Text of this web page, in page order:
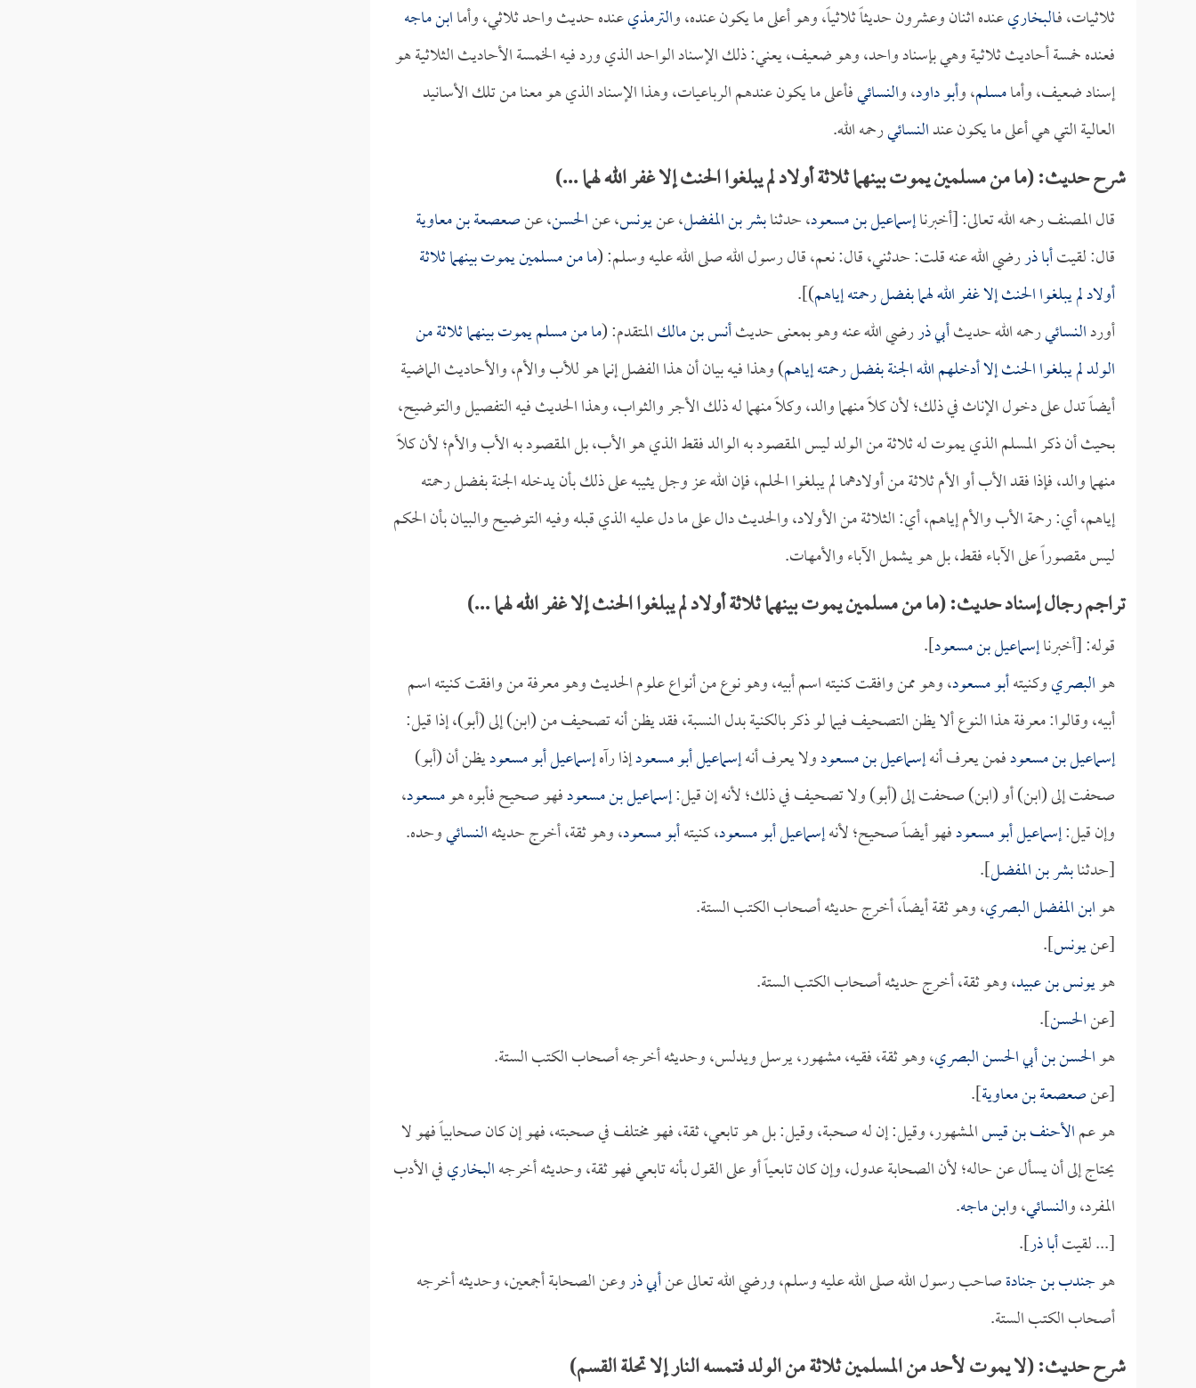
ثلاثيات، فـالبخاريعنده اثنان وعشرون حديثاً ثلاثياً، وهو أعلى ما يكون عنده، والترمذيعنده حديث واحد ثلاثي، وأماابن ماجه
فعنده خمسة أحاديث ثلاثية وهي بإسناد واحد، وهو ضعيف، يعني: ذلك الإسناد الواحد الذي ورد فيه الخمسة الأحاديث الثلاثية هو
إسناد ضعيف، وأمامسلم، وأبو داود، والنسائيفأعلى ما يكون عندهم الرباعيات، وهذا الإسناد الذي هو معنا من تلك الأسانيد
العالية التي هي أعلى ما يكون عندالنسائيرحمه الله.
شرح حديث: (ما من مسلمين يموت بينهما ثلاثة أولاد لم يبلغوا الحنث إلا غفر الله لهما ...)
قال المصنف رحمه الله تعالى: [أخبرناإسماعيل بن مسعود، حدثنابشر بن المفضل، عنيونس، عنالحسن، عنصعصعة بن معاوية
قال: لقيتأبا ذررضي الله عنه قلت: حدثني، قال: نعم، قال رسول الله صلى الله عليه وسلم: (ما من مسلمين يموت بينهما ثلاثة
أولاد لم يبلغوا الحنث إلا غفر الله لهما بفضل رحمته إياهم)].
أوردالنسائيرحمه الله حديثأبي ذررضي الله عنه وهو بمعنى حديثأنس بن مالكالمتقدم: (ما من مسلم يموت بينهما ثلاثة من
الولد لم يبلغوا الحنث إلا أدخلهم الله الجنة بفضل رحمته إياهم) وهذا فيه بيان أن هذا الفضل إنما هو للأب والأم، والأحاديث الماضية
أيضاً تدل على دخول الإناث في ذلك؛ لأن كلاً منهما والد، وكلاً منهما له ذلك الأجر والثواب، وهذا الحديث فيه التفصيل والتوضيح،
بحيث أن ذكر المسلم الذي يموت له ثلاثة من الولد ليس المقصود به الوالد فقط الذي هو الأب، بل المقصود به الأب والأم؛ لأن كلاً
منهما والد، فإذا فقد الأب أو الأم ثلاثة من أولادهما لم يبلغوا الحلم، فإن الله عز وجل يثيبه على ذلك بأن يدخله الجنة بفضل رحمته
إياهم، أي: رحمة الأب والأم إياهم، أي: الثلاثة من الأولاد، والحديث دال على ما دل عليه الذي قبله وفيه التوضيح والبيان بأن الحكم
ليس مقصوراً على الآباء فقط، بل هو يشمل الآباء والأمهات.
تراجم رجال إسناد حديث: (ما من مسلمين يموت بينهما ثلاثة أولاد لم يبلغوا الحنث إلا غفر الله لهما ...)
قوله: [أخبرناإسماعيل بن مسعود].
هوالبصريوكنيتهأبو مسعود، وهو ممن وافقت كنيته اسم أبيه، وهو نوع من أنواع علوم الحديث وهو معرفة من وافقت كنيته اسم
أبيه، وقالوا: معرفة هذا النوع ألا يظن التصحيف فيما لو ذكر بالكنية بدل النسبة، فقد يظن أنه تصحيف من (ابن) إلى (أبو)، إذا قيل:
إسماعيل بن مسعودفمن يعرف أنهإسماعيل بن مسعودولا يعرف أنهإسماعيل أبو مسعودإذا رآهإسماعيل أبو مسعوديظن أن (أبو)
صحفت إلى (ابن) أو (ابن) صحفت إلى (أبو) ولا تصحيف في ذلك؛ لأنه إن قيل:إسماعيل بن مسعودفهو صحيح فأبوه هومسعود،
وإن قيل:إسماعيل أبو مسعودفهو أيضاً صحيح؛ لأنهإسماعيل أبو مسعود، كنيتهأبو مسعود، وهو ثقة، أخرج حديثهالنسائيوحده.
[حدثنابشر بن المفضل].
هوابن المفضل البصري، وهو ثقة أيضاً، أخرج حديثه أصحاب الكتب الستة.
[عنيونس].
هويونس بن عبيد، وهو ثقة، أخرج حديثه أصحاب الكتب الستة.
[عنالحسن].
هوالحسن بن أبي الحسن البصري، وهو ثقة، فقيه، مشهور، يرسل ويدلس، وحديثه أخرجه أصحاب الكتب الستة.
[عنصعصعة بن معاوية].
هو عمالأحنف بن قيسالمشهور، وقيل: إن له صحبة، وقيل: بل هو تابعي، ثقة، فهو مختلف في صحبته، فهو إن كان صحابياً فهو لا
يحتاج إلى أن يسأل عن حاله؛ لأن الصحابة عدول، وإن كان تابعياً أو على القول بأنه تابعي فهو ثقة، وحديثه أخرجهالبخاريفي الأدب
المفرد، والنسائي، وابن ماجه.
[... لقيتأبا ذر].
هوجندب بن جنادةصاحب رسول الله صلى الله عليه وسلم، ورضي الله تعالى عنأبي ذروعن الصحابة أجمعين، وحديثه أخرجه
أصحاب الكتب الستة.
شرح حديث: (لا يموت لأحد من المسلمين ثلاثة من الولد فتمسه النار إلا تحلة القسم)